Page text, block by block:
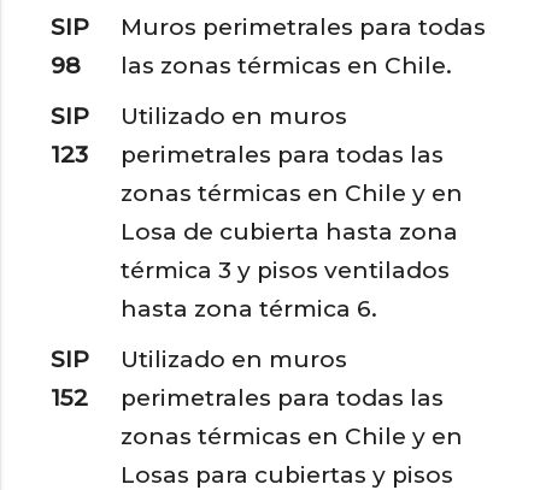
SIP
98
Muros perimetrales para todas
las zonas térmicas en Chile.
SIP
123
Utilizado en muros
perimetrales para todas las
zonas térmicas en Chile y en
Losa de cubierta hasta zona
térmica 3 y pisos ventilados
hasta zona térmica 6.
SIP
152
Utilizado en muros
perimetrales para todas las
zonas térmicas en Chile y en
Losas para cubiertas y pisos